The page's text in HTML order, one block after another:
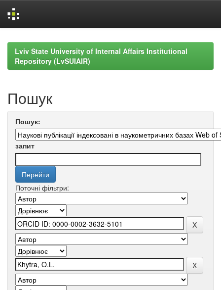
navigationLviv State University of Internal Affairs Institutional
Repository (LvSUIAIR)
Пошук
Пошук:
запит
Поточні фільтри: